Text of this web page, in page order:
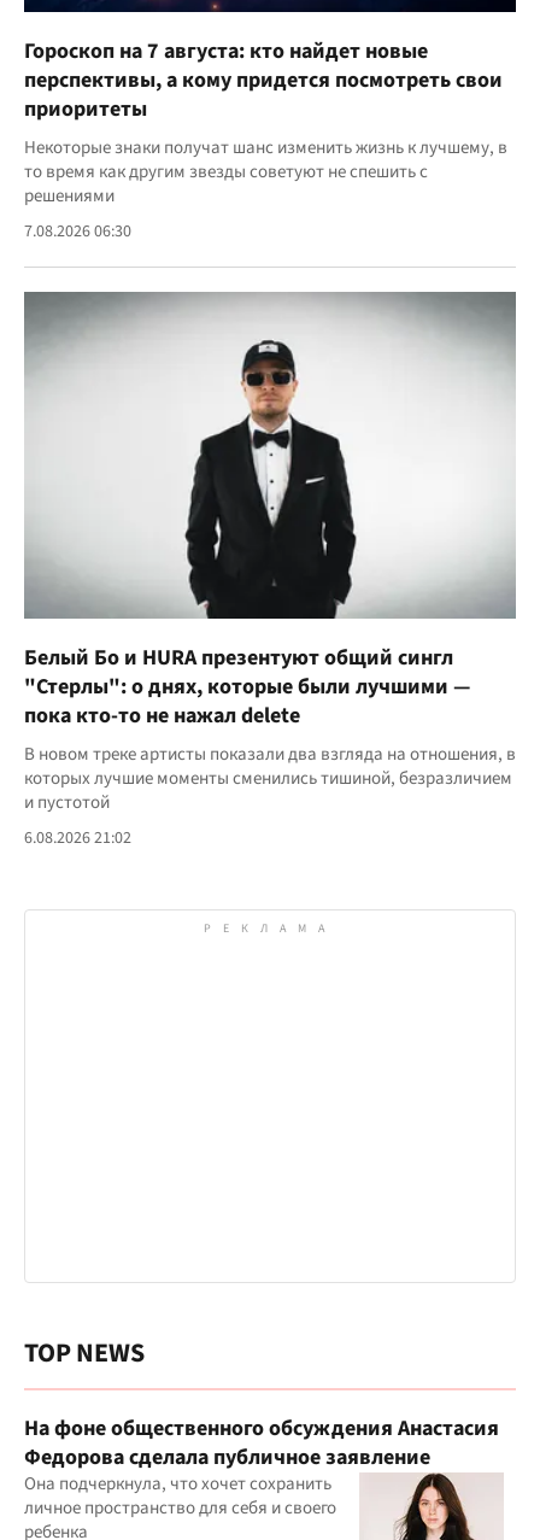
Гороскоп на 7 августа: кто найдет новые
перспективы, а кому придется посмотреть свои
приоритеты
Некоторые знаки получат шанс изменить жизнь к лучшему, в
то время как другим звезды советуют не спешить с
решениями
7.08.2026 06:30
Белый Бо и HURA презентуют общий сингл
"Стерлы": о днях, которые были лучшими —
пока кто-то не нажал delete
В новом треке артисты показали два взгляда на отношения, в
которых лучшие моменты сменились тишиной, безразличием
и пустотой
6.08.2026 21:02
TOP NEWS
На фоне общественного обсуждения Анастасия
Федорова сделала публичное заявление
Она подчеркнула, что хочет сохранить
личное пространство для себя и своего
ребенка